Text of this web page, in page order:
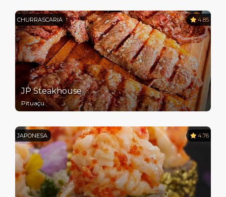
CHURRASCARIA 4.85
JP Steakhouse
Pituaçu
JAPONESA 4.76